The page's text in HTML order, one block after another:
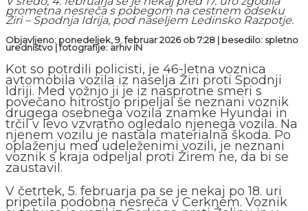
prometna nesreča s pobegom na cestnem odseku
Žiri – Spodnja Idrija, pod naseljem Ledinsko Razpotje.
Objavljeno: ponedeljek, 9. februar 2026 ob 7:28 | besedilo: spletno
uredništvo | fotografije: arhiv IN
Kot so potrdili policisti, je 46-letna voznica
avtomobila vozila iz naselja Žiri proti Spodnji
Idriji. Med vožnjo ji je iz nasprotne smeri s
povečano hitrostjo pripeljal še neznani voznik
drugega osebnega vozila znamke Hyundai in
trčil v levo vzvratno ogledalo njenega vozila. Na
njenem vozilu je nastala materialna škoda. Po
oplaženju med udeleženimi vozili, je neznani
voznik s kraja odpeljal proti Žirem ne, da bi se
zaustavil.
V četrtek, 5. februarja pa se je nekaj po 18. uri
pripetila podobna nesreča v Cerknem. Voznik